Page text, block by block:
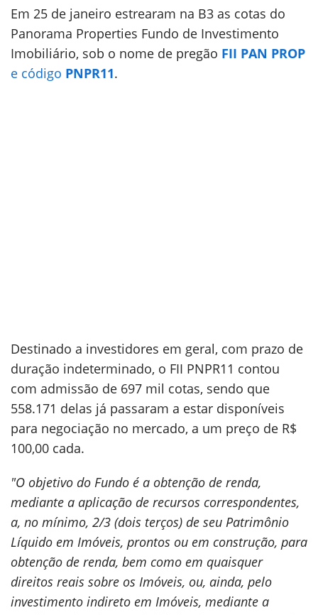
Em 25 de janeiro estrearam na B3 as cotas do
Panorama Properties Fundo de Investimento
Imobiliário, sob o nome de pregão FII PAN PROP
e código PNPR11.
Destinado a investidores em geral, com prazo de
duração indeterminado, o FII PNPR11 contou
com admissão de 697 mil cotas, sendo que
558.171 delas já passaram a estar disponíveis
para negociação no mercado, a um preço de R$
100,00 cada.
"O objetivo do Fundo é a obtenção de renda,
mediante a aplicação de recursos correspondentes,
a, no mínimo, 2/3 (dois terços) de seu Patrimônio
Líquido em Imóveis, prontos ou em construção, para
obtenção de renda, bem como em quaisquer
direitos reais sobre os Imóveis, ou, ainda, pelo
investimento indireto em Imóveis, mediante a